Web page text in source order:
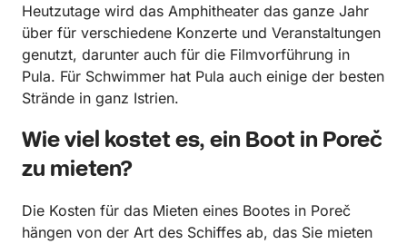
Heutzutage wird das Amphitheater das ganze Jahr
über für verschiedene Konzerte und Veranstaltungen
genutzt, darunter auch für die Filmvorführung in
Pula. Für Schwimmer hat Pula auch einige der besten
Strände in ganz Istrien.
Wie viel kostet es, ein Boot in Poreč
zu mieten?
Die Kosten für das Mieten eines Bootes in Poreč
hängen von der Art des Schiffes ab, das Sie mieten